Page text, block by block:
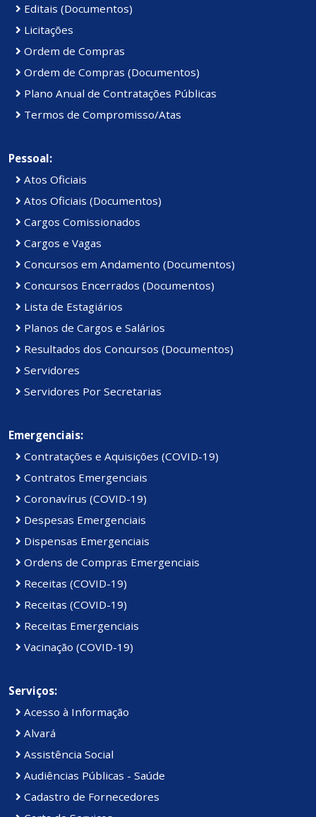
Editais (Documentos)
Licitações
Ordem de Compras
Ordem de Compras (Documentos)
Plano Anual de Contratações Públicas
Termos de Compromisso/Atas
Pessoal:
Atos Oficiais
Atos Oficiais (Documentos)
Cargos Comissionados
Cargos e Vagas
Concursos em Andamento (Documentos)
Concursos Encerrados (Documentos)
Lista de Estagiários
Planos de Cargos e Salários
Resultados dos Concursos (Documentos)
Servidores
Servidores Por Secretarias
Emergenciais:
Contratações e Aquisições (COVID-19)
Contratos Emergenciais
Coronavírus (COVID-19)
Despesas Emergenciais
Dispensas Emergenciais
Ordens de Compras Emergenciais
Receitas (COVID-19)
Receitas (COVID-19)
Receitas Emergenciais
Vacinação (COVID-19)
Serviços:
Acesso à Informação
Alvará
Assistência Social
Audiências Públicas - Saúde
Cadastro de Fornecedores